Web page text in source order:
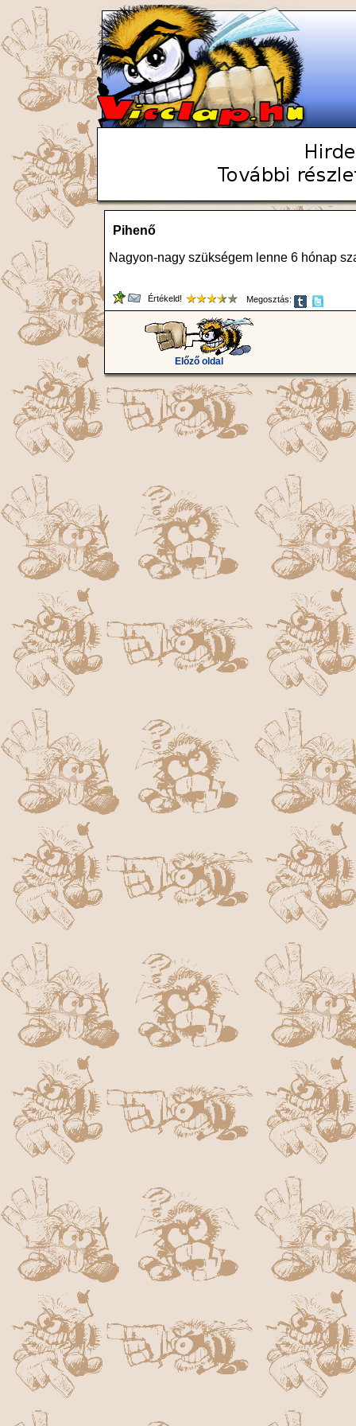
Pihenő
Nagyon-nagy szükségem lenne 6 hónap
Értékeld! Megosztás:
Előző oldal